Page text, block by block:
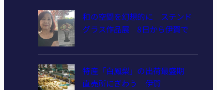
和の空間を幻想的に ステンド
グラス作品展 8日から伊賀で
特産「白鳳梨」の出荷最盛期
直売所にぎわう 伊賀